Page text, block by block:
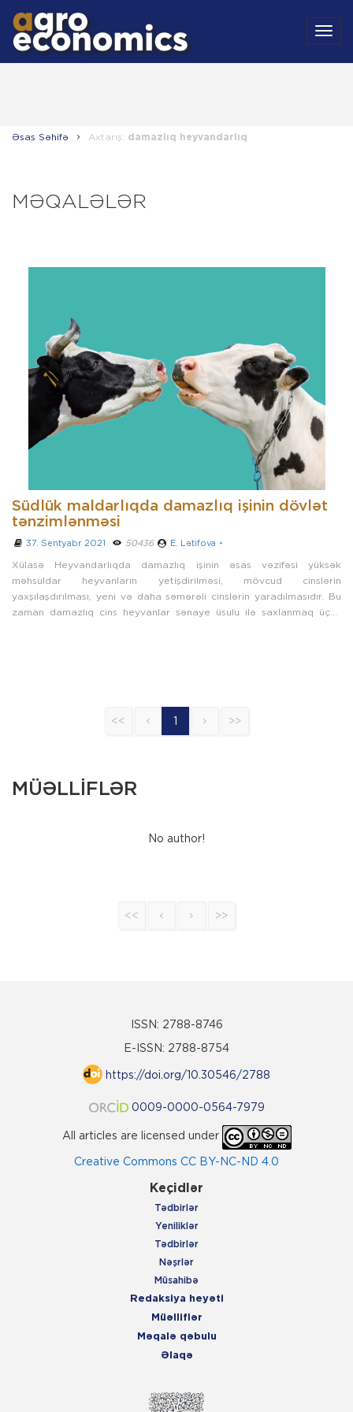
Əsas Səhifə Axtarış: damazlıq heyvandarlıq
MƏQALƏLƏR
Südlük maldarlıqda damazlıq işinin dövlət
tənzimlənməsi
37. Sentyabr 2021 50436 E. Lətifova •
Xülasə Heyvandarlıqda damazlıq işinin əsas vəzifəsi yüksək
məhsuldar heyvanların yetişdirilməsi, mövcud cinslərin
yaxşılaşdırılması, yeni və daha səmərəli cinslərin yaradılmasıdır. Bu
zaman damazlıq cins heyvanlar sənaye üsulu ilə saxlanmaq üçün
<< 1 >>
MÜƏLLİFLƏR
No author!
<< >>
ISSN: 2788-8746
E-ISSN: 2788-8754
https://doi.org/10.30546/2788
0009-0000-0564-7979
All articles are licensed under
Creative Commons CC BY-NC-ND 4.0
Keçidlər
Tədbirlər
Yeniliklər
Tədbirlər
Nəşrlər
Müsahibə
Redaksiya heyəti
Müəlliflər
Məqalə qəbulu
Əlaqə